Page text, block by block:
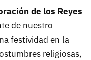
de los Reyes
de nuestro
festividad en la
religiosas,